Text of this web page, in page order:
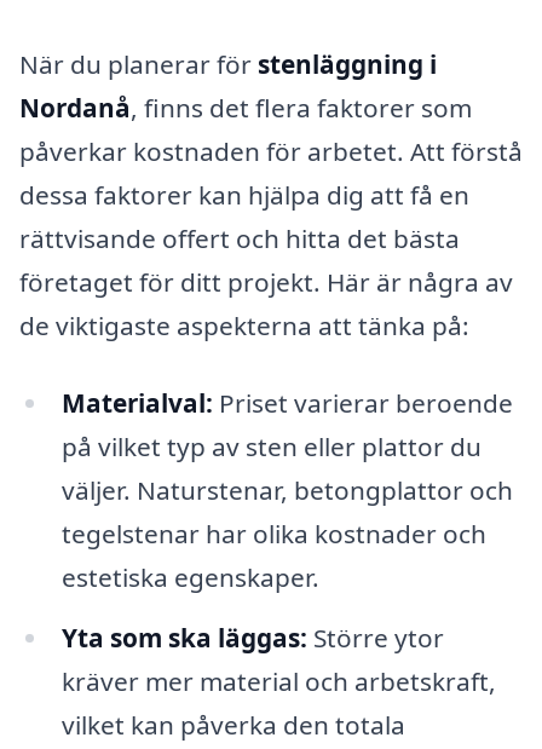
När du planerar för stenläggning i
Nordanå, finns det flera faktorer som
påverkar kostnaden för arbetet. Att förstå
dessa faktorer kan hjälpa dig att få en
rättvisande offert och hitta det bästa
företaget för ditt projekt. Här är några av
de viktigaste aspekterna att tänka på:
Materialval: Priset varierar beroende
på vilket typ av sten eller plattor du
väljer. Naturstenar, betongplattor och
tegelstenar har olika kostnader och
estetiska egenskaper.
Yta som ska läggas: Större ytor
kräver mer material och arbetskraft,
vilket kan påverka den totala